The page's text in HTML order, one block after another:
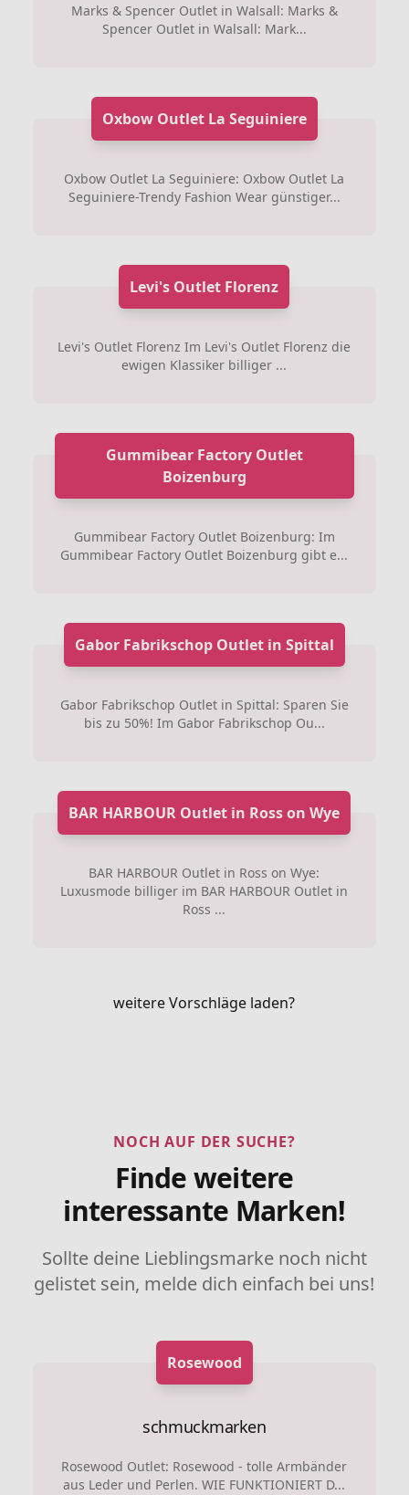
Marks & Spencer Outlet in Walsall: Marks &
Spencer Outlet in Walsall: Mark...
Oxbow Outlet La Seguiniere
Oxbow Outlet La Seguiniere: Oxbow Outlet La
Seguiniere-Trendy Fashion Wear günstiger...
Levi's Outlet Florenz
Levi's Outlet Florenz Im Levi's Outlet Florenz die
ewigen Klassiker billiger ...
Gummibear Factory Outlet
Boizenburg
Gummibear Factory Outlet Boizenburg: Im
Gummibear Factory Outlet Boizenburg gibt e...
Gabor Fabrikschop Outlet in Spittal
Gabor Fabrikschop Outlet in Spittal: Sparen Sie
bis zu 50%! Im Gabor Fabrikschop Ou...
BAR HARBOUR Outlet in Ross on Wye
BAR HARBOUR Outlet in Ross on Wye:
Luxusmode billiger im BAR HARBOUR Outlet in
Ross ...
weitere Vorschläge laden?
NOCH AUF DER SUCHE?
Finde weitere
interessante Marken!
Sollte deine Lieblingsmarke noch nicht
gelistet sein, melde dich einfach bei uns!
Rosewood
schmuckmarken
Rosewood Outlet: Rosewood - tolle Armbänder
aus Leder und Perlen. WIE FUNKTIONIERT D...